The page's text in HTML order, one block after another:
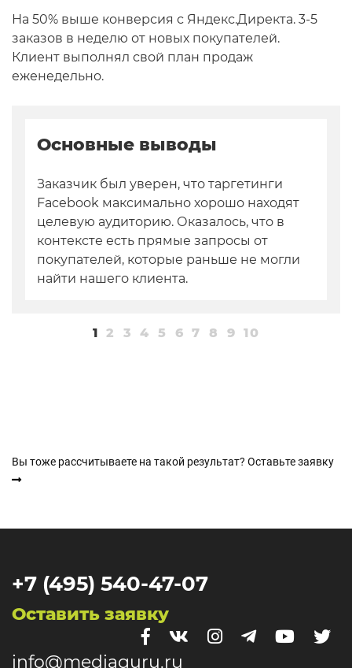
На 50% выше конверсия с Яндекс.Директа. 3-5
заказов в неделю от новых покупателей.
Клиент выполнял свой план продаж
еженедельно.
Основные выводы
Заказчик был уверен, что таргетинги
Facebook максимально хорошо находят
целевую аудиторию. Оказалось, что в
контексте есть прямые запросы от
покупателей, которые раньше не могли
найти нашего клиента.
1 2 3 4 5 6 7 8 9 10
Вы тоже рассчитываете на такой результат? Оставьте заявку
+7 (495) 540-47-07
Оставить заявку
info@mediaguru.ru